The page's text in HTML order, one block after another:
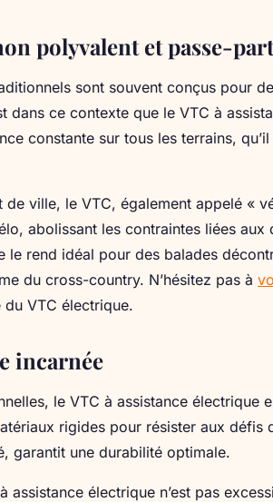
polyvalent et passe-
sont souvent conçus pour
dans ce contexte que le VTC à
constante sur tous les terrains, qu’il
ville, le VTC, également appelé «
abolissant les contraintes liées aux
rend idéal pour des balades
du cross-country. N’hésitez pas à
VTC électrique.
incarnée
le VTC à assistance électrique
rigides pour résister aux défis
garantit une durabilité optimale.
électrique n’est pas